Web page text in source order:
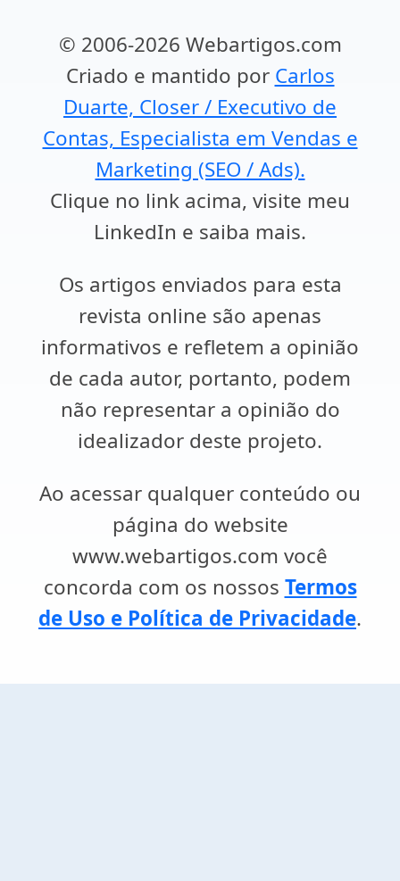
© 2006-2026 Webartigos.com
Criado e mantido por Carlos
Duarte, Closer / Executivo de
Contas, Especialista em Vendas e
Marketing (SEO / Ads).
Clique no link acima, visite meu
LinkedIn e saiba mais.
Os artigos enviados para esta
revista online são apenas
informativos e refletem a opinião
de cada autor, portanto, podem
não representar a opinião do
idealizador deste projeto.
Ao acessar qualquer conteúdo ou
página do website
www.webartigos.com você
concorda com os nossos Termos
de Uso e Política de Privacidade.